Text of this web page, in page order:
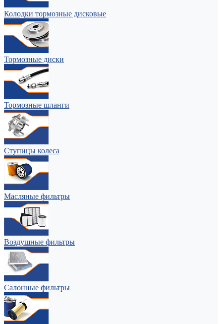
Колодки тормозные дисковые
Тормозные диски
Тормозные шланги
Ступицы колеса
Масляные фильтры
Воздушные фильтры
Салонные фильтры